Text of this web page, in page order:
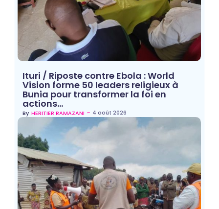
Ituri / Riposte contre Ebola : World
Vision forme 50 leaders religieux à
Bunia pour transformer la foi en
actions…
By HERITIER RAMAZANI ~ 4 août 2026